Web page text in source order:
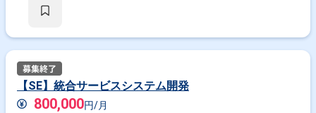
【SE】統合サービスシステム開発
800,000円/月